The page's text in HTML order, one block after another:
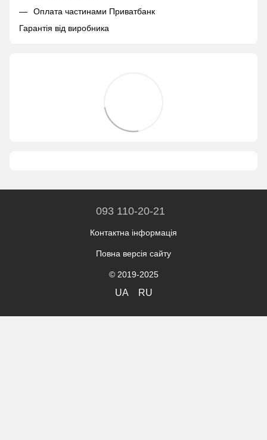
Оплата частинами Приватбанк
Гарантія від виробника
093 110-20-21
Контактна інформація
Повна версія сайту
© 2019-2025
UA RU